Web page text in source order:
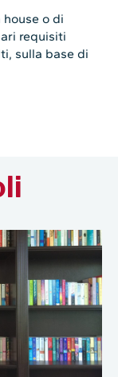
o di
requisiti
sulla base di